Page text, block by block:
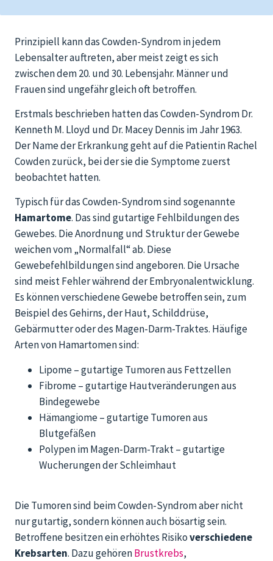
Prinzipiell kann das Cowden-Syndrom in jedem
Lebensalter auftreten, aber meist zeigt es sich
zwischen dem 20. und 30. Lebensjahr. Männer und
Frauen sind ungefähr gleich oft betroffen.
Erstmals beschrieben hatten das Cowden-Syndrom Dr.
Kenneth M. Lloyd und Dr. Macey Dennis im Jahr 1963.
Der Name der Erkrankung geht auf die Patientin Rachel
Cowden zurück, bei der sie die Symptome zuerst
beobachtet hatten.
Typisch für das Cowden-Syndrom sind sogenannte
Hamartome. Das sind gutartige Fehlbildungen des
Gewebes. Die Anordnung und Struktur der Gewebe
weichen vom „Normalfall“ ab. Diese
Gewebefehlbildungen sind angeboren. Die Ursache
sind meist Fehler während der Embryonalentwicklung.
Es können verschiedene Gewebe betroffen sein, zum
Beispiel des Gehirns, der Haut, Schilddrüse,
Gebärmutter oder des Magen-Darm-Traktes. Häufige
Arten von Hamartomen sind:
Lipome – gutartige Tumoren aus Fettzellen
Fibrome – gutartige Hautveränderungen aus
Bindegewebe
Hämangiome – gutartige Tumoren aus
Blutgefäßen
Polypen im Magen-Darm-Trakt – gutartige
Wucherungen der Schleimhaut
Die Tumoren sind beim Cowden-Syndrom aber nicht
nur gutartig, sondern können auch bösartig sein.
Betroffene besitzen ein erhöhtes Risikoverschiedene
Krebsarten. Dazu gehörenBrustkrebs,